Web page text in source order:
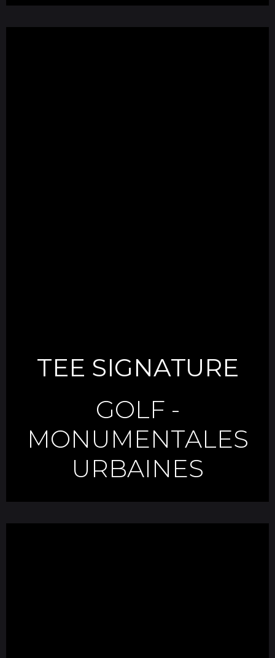
TEE SIGNATURE
GOLF -
MONUMENTALES
URBAINES